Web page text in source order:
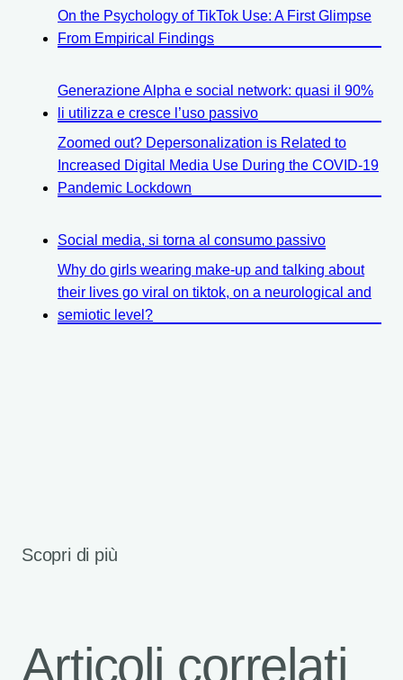
On the Psychology of TikTok Use: A First Glimpse
From Empirical Findings
Generazione Alpha e social network: quasi il 90%
li utilizza e cresce l’uso passivo
Zoomed out? Depersonalization is Related to
Increased Digital Media Use During the COVID-19
Pandemic Lockdown
Social media, si torna al consumo passivo
Why do girls wearing make-up and talking about
their lives go viral on tiktok, on a neurological and
semiotic level?
Scopri di più
Articoli correlati